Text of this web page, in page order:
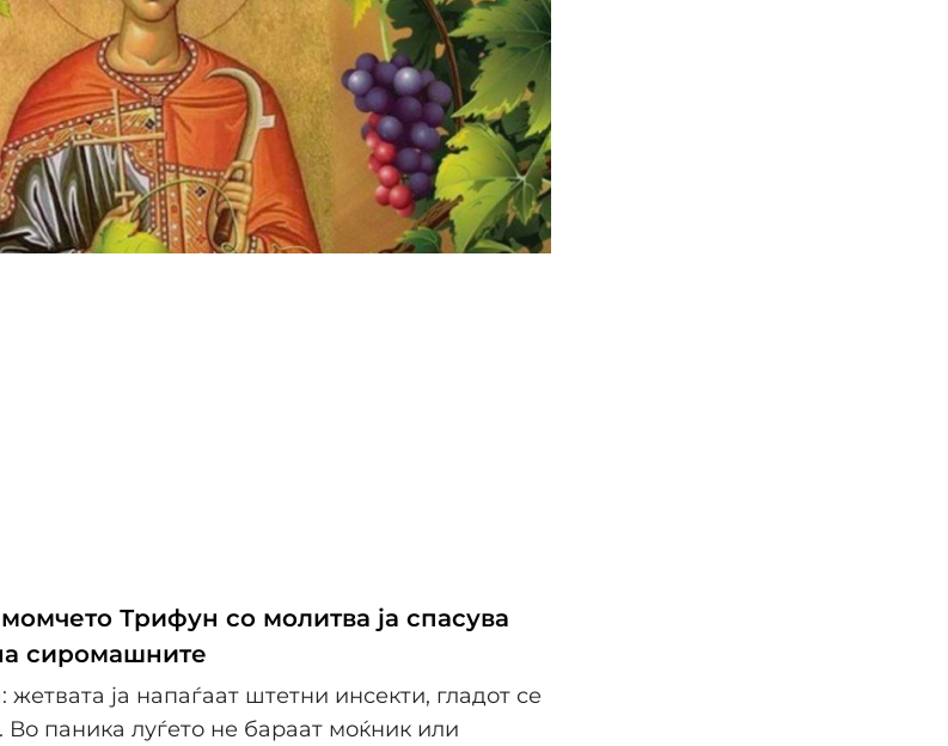
Трифун со молитва ја спасува
сиромашните
ја напаѓаат штетни инсекти, гладот се
Во паника луѓето не бараат моќник или